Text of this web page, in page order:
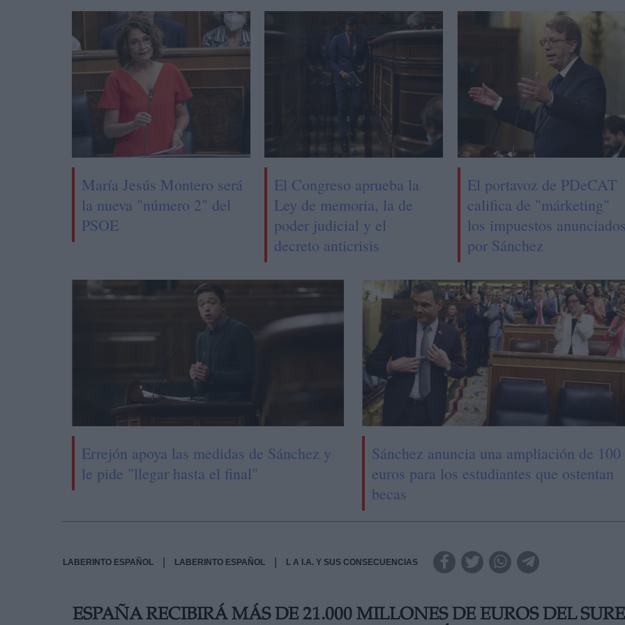
María Jesús Montero será
la nueva "número 2" del
PSOE
El Congreso aprueba la
Ley de memoria, la de
poder judicial y el
decreto anticrisis
El portavoz de PDeCAT
califica de "márketing"
los impuestos
por Sánchez
Errejón apoya las medidas de Sánchez y
le pide "llegar hasta el final"
Sánchez anuncia una ampliación de 100
euros para los estudiantes que ostentan
becas
LABERINTO ESPAÑOL LABERINTO ESPAÑOL L A I.A. Y SUS CONSECUENCIAS
ESPAÑA RECIBIRÁ MÁS DE 21.000 MILLONES DE EUROS DEL SURE